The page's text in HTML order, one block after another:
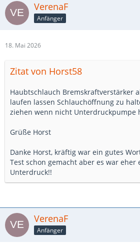
VerenaF
Anfänger
18. Mai 2026
Zitat von Horst58
Haubtschlauch Bremskraftverstärker
laufen lassen Schlauchöffnung zu
ziehen wenn nicht Unterdruckpumpe
Grüße Horst
Danke Horst, kräftig war ein gutes
Test schon gemacht aber es war eher
Unterdruck!!
VerenaF
Anfänger